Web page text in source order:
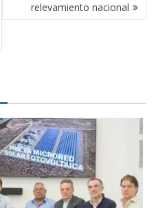
relevamiento nacional